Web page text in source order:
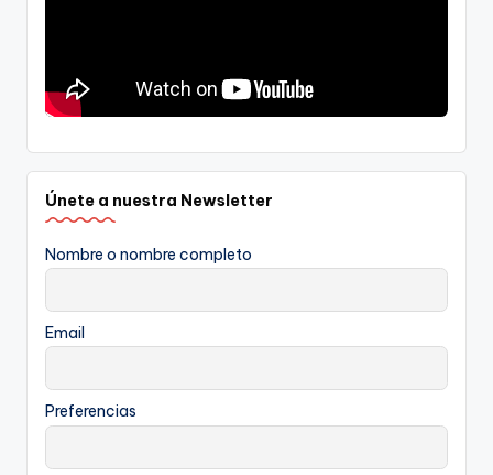
Únete a nuestra Newsletter
Nombre o nombre completo
Email
Preferencias